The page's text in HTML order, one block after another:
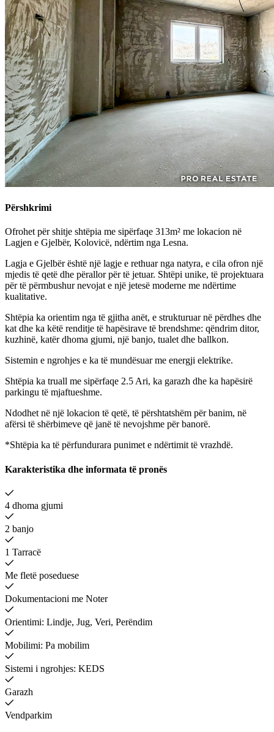
Përshkrimi
Ofrohet për shitje shtëpia me sipërfaqe 313m² me lokacion në
Lagjen e Gjelbër, Kolovicë, ndërtim nga Lesna.
Lagja e Gjelbër është një lagje e rethuar nga natyra, e cila ofron një
mjedis të qetë dhe përallor për të jetuar. Shtëpi unike, të projektuara
për të përmbushur nevojat e një jetesë moderne me ndërtime
kualitative.
Shtëpia ka orientim nga të gjitha anët, e strukturuar në përdhes dhe
kat dhe ka këtë renditje të hapësirave të brendshme: qëndrim ditor,
kuzhinë, katër dhoma gjumi, një banjo, tualet dhe ballkon.
Sistemin e ngrohjes e ka të mundësuar me energji elektrike.
Shtëpia ka truall me sipërfaqe 2.5 Ari, ka garazh dhe ka hapësirë
parkingu të mjaftueshme.
Ndodhet në një lokacion të qetë, të përshtatshëm për banim, në
afërsi të shërbimeve që janë të nevojshme për banorë.
*Shtëpia ka të përfundurara punimet e ndërtimit të vrazhdë.
Karakteristika dhe informata të pronës
4 dhoma gjumi
2 banjo
1 Tarracë
Me fletë poseduese
Dokumentacioni me Noter
Orientimi: Lindje, Jug, Veri, Perëndim
Mobilimi: Pa mobilim
Sistemi i ngrohjes: KEDS
Garazh
Vendparkim